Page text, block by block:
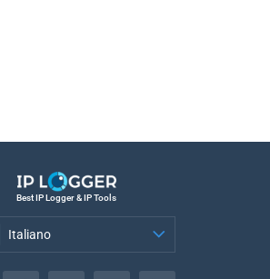
Best IP Logger & IP Tools
Italiano
Italiano